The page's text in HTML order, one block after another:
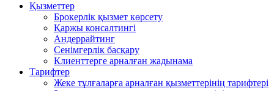
Қызметтер
Брокерлік қызмет көрсету
Қаржы консалтингі
Андеррайтинг
Сенімгерлік басқару
Клиенттерге арналған жадынама
Тарифтер
Жеке тұлғаларға арналған қызметтерінің тарифтері